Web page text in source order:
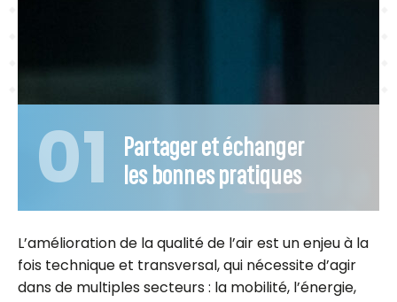
01
Partager et échanger
les bonnes pratiques
L’amélioration de la qualité de l’air est un enjeu à la
fois technique et transversal, qui nécessite d’agir
dans de multiples secteurs : la mobilité, l’énergie,